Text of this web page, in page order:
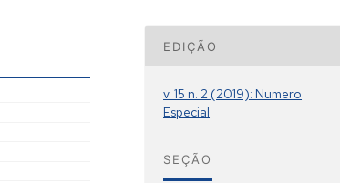
EDIÇÃO
v. 15 n. 2 (2019): Numero
Especial
SEÇÃO